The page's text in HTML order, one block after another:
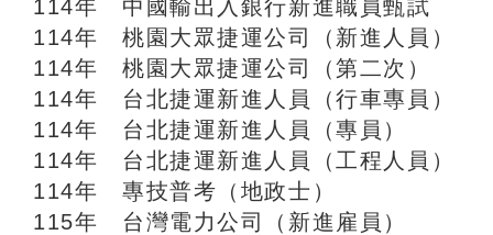
114年 中國輸出入銀行新進職員甄試
114年 桃園大眾捷運公司（新進人員）
114年 桃園大眾捷運公司（第二次）
114年 台北捷運新進人員（行車專員）
114年 台北捷運新進人員（專員）
114年 台北捷運新進人員（工程人員）
114年 專技普考（地政士）
115年 台灣電力公司（新進雇員）